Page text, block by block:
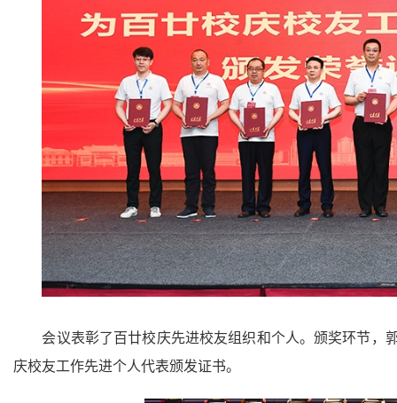
会议表彰了百廿校庆先进校友组织和个人。颁奖环节，
庆校友工作先进个人代表颁发证书。